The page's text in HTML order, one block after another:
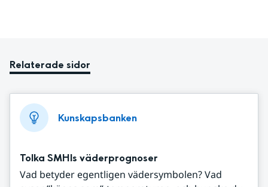
Relaterade sidor
Kunskapsbanken
Tolka SMHIs väderprognoser
Vad betyder egentligen vädersymbolen? Vad